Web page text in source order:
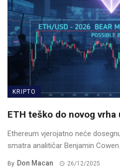
KRIPTO
ETH teško do novog vrha
Ethereum vjerojatno neće
smatra analitičar Benjamin
By Don Macan 26/12/2025